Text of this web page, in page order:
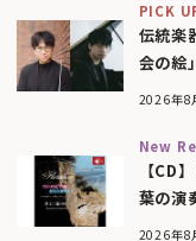
PICK
伝統楽
会の絵
2026年8
New
【CD
葉の演
2026年8